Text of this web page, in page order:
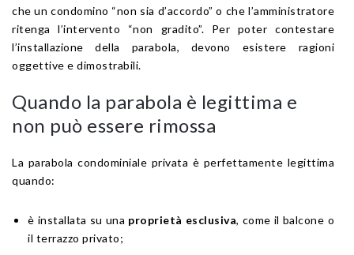
che un condomino “non sia d’accordo” o che l’amministratore
ritenga l’intervento “non gradito”. Per poter contestare
l’installazione della parabola, devono esistere ragioni
oggettive e dimostrabili.
Quando la parabola è legittima e
non può essere rimossa
La parabola condominiale privata è perfettamente legittima
quando:
è installata su una proprietà esclusiva, come il balcone o
il terrazzo privato;